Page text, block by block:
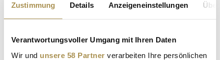
Zustimmung Details Anzeigeneinstellungen
Verantwortungsvoller Umgang mit Ihren Daten
Wir und unsere 58 Partner verarbeiten Ihre persönlichen